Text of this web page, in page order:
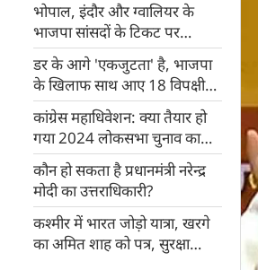
भोपाल, इंदौर और ग्वालियर के
भाजपा सांसदों के टिकट पर
तलवार, सिंधिया और तोमर पर
टिकी निगाहें
डर के आगे 'एकजुटता' है, भाजपा
के खिलाफ साथ आए 18 विपक्षी
दल
कांग्रेस महाधिवेशन: क्या तैयार हो
गया 2024 लोकसभा चुनाव का
रोडमैप
कौन हो सकता है प्रधानमंत्री नरेन्द्र
मोदी का उत्तराधिकारी?
कश्मीर में भारत जोड़ो यात्रा, खरगे
का अमित शाह को पत्र, सुरक्षा